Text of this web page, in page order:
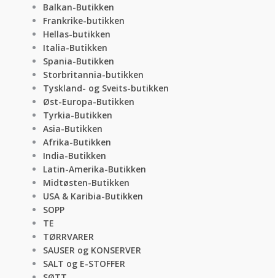
Balkan-Butikken
Frankrike-butikken
Hellas-butikken
Italia-Butikken
Spania-Butikken
Storbritannia-butikken
Tyskland- og Sveits-butikken
Øst-Europa-Butikken
Tyrkia-Butikken
Asia-Butikken
Afrika-Butikken
India-Butikken
Latin-Amerika-Butikken
Midtøsten-Butikken
USA & Karibia-Butikken
SOPP
TE
TØRRVARER
SAUSER og KONSERVER
SALT og E-STOFFER